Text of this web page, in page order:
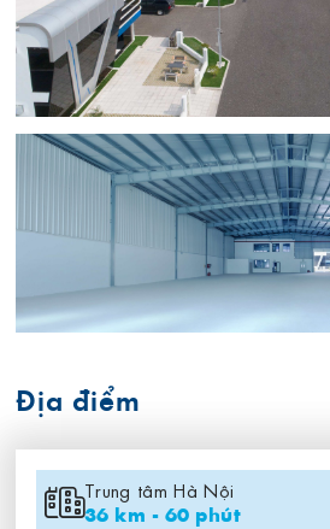
Địa điểm
Trung tâm Hà Nội
36 km - 60 phút